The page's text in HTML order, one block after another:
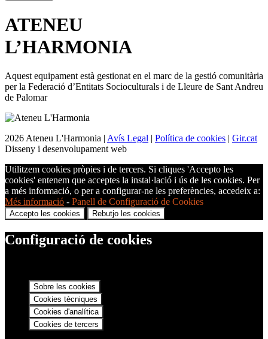
ATENEU
L’HARMONIA
Aquest equipament està gestionat en el marc de la gestió comunitària
per la Federació d’Entitats Socioculturals i de Lleure de Sant Andreu
de Palomar
2026 Ateneu L'Harmonia | Avís Legal | Política de cookies | Gir.cat
Disseny i desenvolupament web
Utilitzem cookies pròpies i de tercers. Si cliques 'Accepto les
cookies' entenem que acceptes la instal·lació i ús de les cookies. Per
a més informació, o per a configurar-ne les preferències, accedeix a:
Més informació - Panell de Configuració de Cookies
Accepto les cookies Rebutjo les cookies
Configuració de cookies
Sobre les cookies
Cookies tècniques
Cookies d'analítica
Cookies de tercers